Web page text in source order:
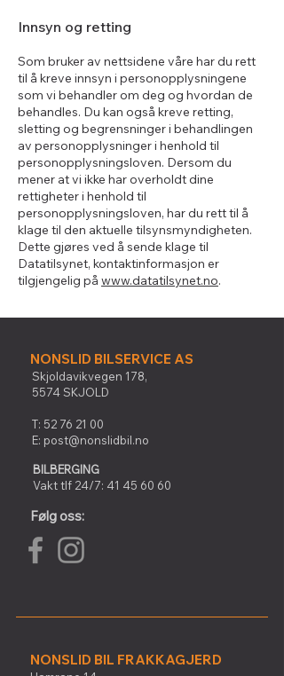
Innsyn og retting
Som bruker av nettsidene våre har du rett
til å kreve innsyn i personopplysningene
som vi behandler om deg og hvordan de
behandles. Du kan også kreve retting,
sletting og begrensninger i behandlingen
av personopplysninger i henhold til
personopplysningsloven. Dersom du
mener at vi ikke har overholdt dine
rettigheter i henhold til
personopplysningsloven, har du rett til å
klage til den aktuelle tilsynsmyndigheten.
Dette gjøres ved å sende klage til
Datatilsynet, kontaktinformasjon er
tilgjengelig på www.datatilsynet.no.
NONSLID BILSERVICE AS
Skjoldavikvegen 178,
5574 SKJOLD
T: 52 76 21 00
E: post@nonslidbil.no
BILBERGING
Vakt tlf 24/7: 41 45 60 60
Følg oss:
NONSLID BIL FRAKKAGJERD